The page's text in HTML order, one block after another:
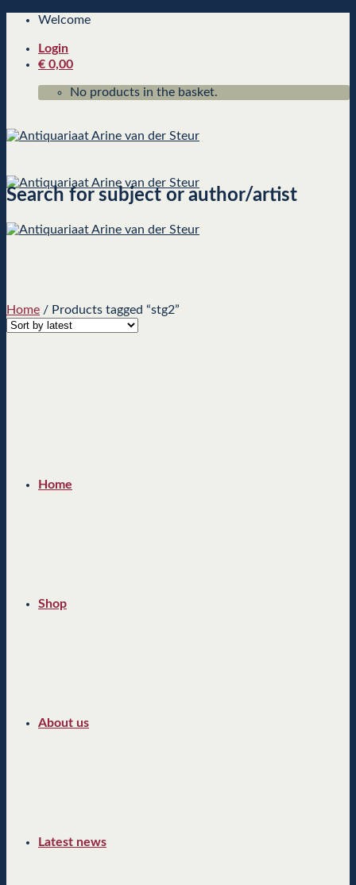
Skip
content
Welcome
Login
€ 0,00
No products in the basket.
Home
Shop
About us
Latest news
Search for subject or author/artist
Home / Products tagged “stg2”